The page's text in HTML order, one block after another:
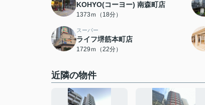
KOHYO(コーヨー) 南森町店
1373ｍ（18分）
スーパー
ライフ堺筋本町店
1729ｍ（22分）
近隣の物件